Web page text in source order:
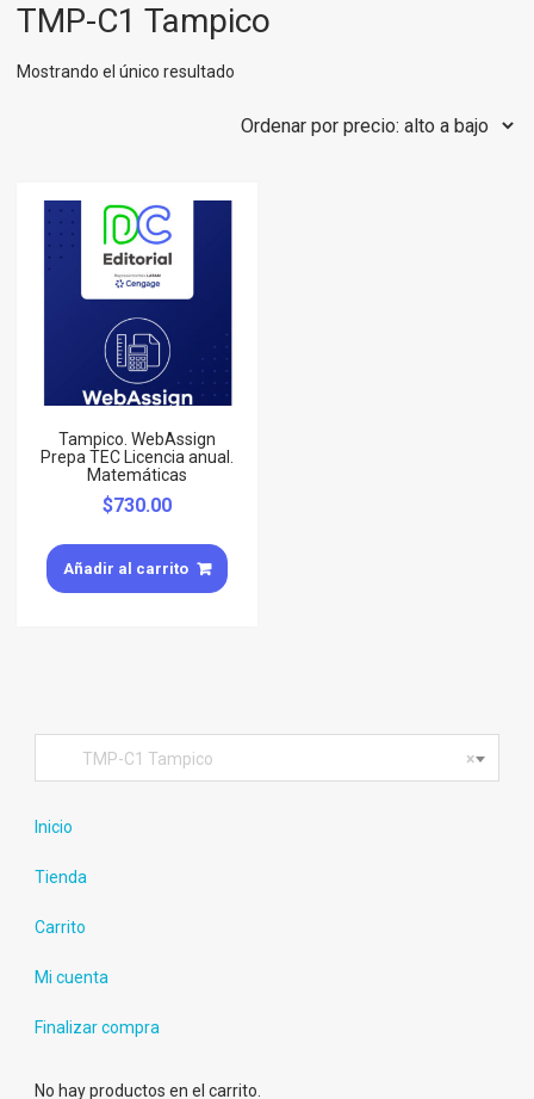
TMP-C1 Tampico
Mostrando el único resultado
Tampico. WebAssign
Prepa TEC Licencia anual.
Matemáticas
$730.00
Añadir al carrito
×
TMP-C1 Tampico
Inicio
Tienda
Carrito
Mi cuenta
Finalizar compra
No hay productos en el carrito.